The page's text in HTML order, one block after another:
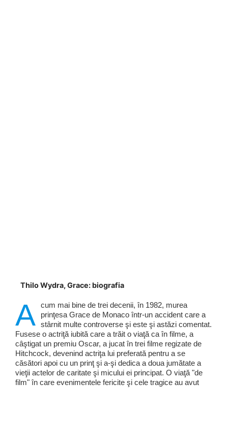
Thilo Wydra, Grace: biografia
A cum mai bine de trei decenii, în 1982, murea
prinţesa Grace de Monaco într-un accident care a
stârnit multe controverse şi este şi astăzi comentat.
Fusese o actriţă iubită care a trăit o viaţă ca în filme, a
câştigat un premiu Oscar, a jucat în trei filme regizate de
Hitchcock, devenind actriţa lui preferată pentru a se
căsători apoi cu un prinţ şi a-şi dedica a doua jumătate a
vieţii actelor de caritate şi micului ei principat. O viaţă "de
film" în care evenimentele fericite şi cele tragice au avut